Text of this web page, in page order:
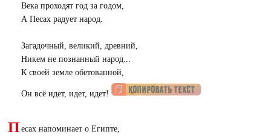
Века проходят год за годом,
А Песах радует народ.
Загадочный, великий, древний,
Никем не познанный народ...
К своей земле обетованной,
Он всё идет, идет, идет!
П есах напоминает о Египте,